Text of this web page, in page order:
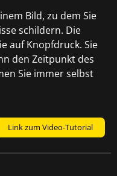
Bild, zu dem Sie
schildern. Die
auf Knopfdruck. Sie
den Zeitpunkt des
Sie immer selbst
Link zum Video-Tutorial